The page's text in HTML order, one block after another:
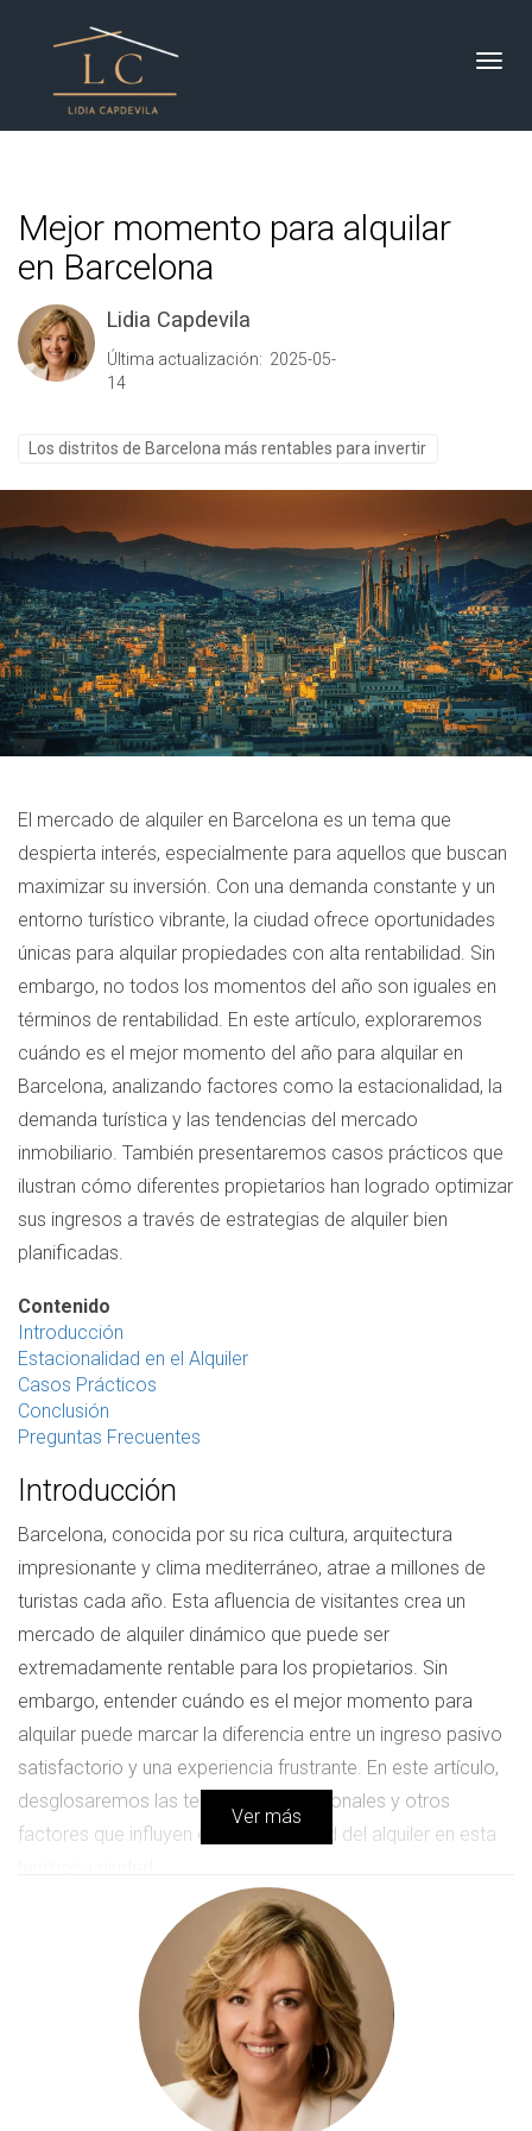
Mejor momento para alquilar
en Barcelona
Lidia Capdevila
Última actualización: 2025-05-
14
Los distritos de Barcelona más rentables para invertir
El mercado de alquiler en Barcelona es un tema que
despierta interés, especialmente para aquellos que buscan
maximizar su inversión. Con una demanda constante y un
entorno turístico vibrante, la ciudad ofrece oportunidades
únicas para alquilar propiedades con alta rentabilidad. Sin
embargo, no todos los momentos del año son iguales en
términos de rentabilidad. En este artículo, exploraremos
cuándo es el mejor momento del año para alquilar en
Barcelona, analizando factores como la estacionalidad, la
demanda turística y las tendencias del mercado
inmobiliario. También presentaremos casos prácticos que
ilustran cómo diferentes propietarios han logrado optimizar
sus ingresos a través de estrategias de alquiler bien
planificadas.
Contenido
Introducción
Estacionalidad en el Alquiler
Casos Prácticos
Conclusión
Preguntas Frecuentes
Introducción
Barcelona, conocida por su rica cultura, arquitectura
impresionante y clima mediterráneo, atrae a millones de
turistas cada año. Esta afluencia de visitantes crea un
mercado de alquiler dinámico que puede ser
extremadamente rentable para los propietarios. Sin
embargo, entender cuándo es el mejor momento para
alquilar puede marcar la diferencia entre un ingreso pasivo
satisfactorio y una experiencia frustrante. En este artículo,
desglosaremos las tendencias estacionales y otros
factores que influyen en la rentabilidad del alquiler en esta
Estacionalidad en el Alquiler
La estacionalidad juega un papel crucial en el mercado de
alquiler de Barcelona. Durante ciertos meses del año, la
demanda puede aumentar significativamente, lo que se
traduce en precios más altos y una mayor tasa de
ocupación. A continuación, exploraremos cómo las
Ver más